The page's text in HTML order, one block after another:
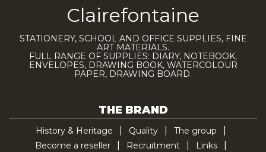
Clairefontaine
STATIONERY, SCHOOL AND OFFICE SUPPLIES, FINE
ART MATERIALS.
FULL RANGE OF SUPPLIES: DIARY, NOTEBOOK,
ENVELOPES, DRAWING BOOK, WATERCOLOUR
PAPER, DRAWING BOARD.
THE BRAND
History & Heritage Quality
The group
Become a reseller
Recruitment
Links